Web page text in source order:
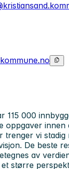
115 000
oppgaver
trenger vi
De beste
av
større